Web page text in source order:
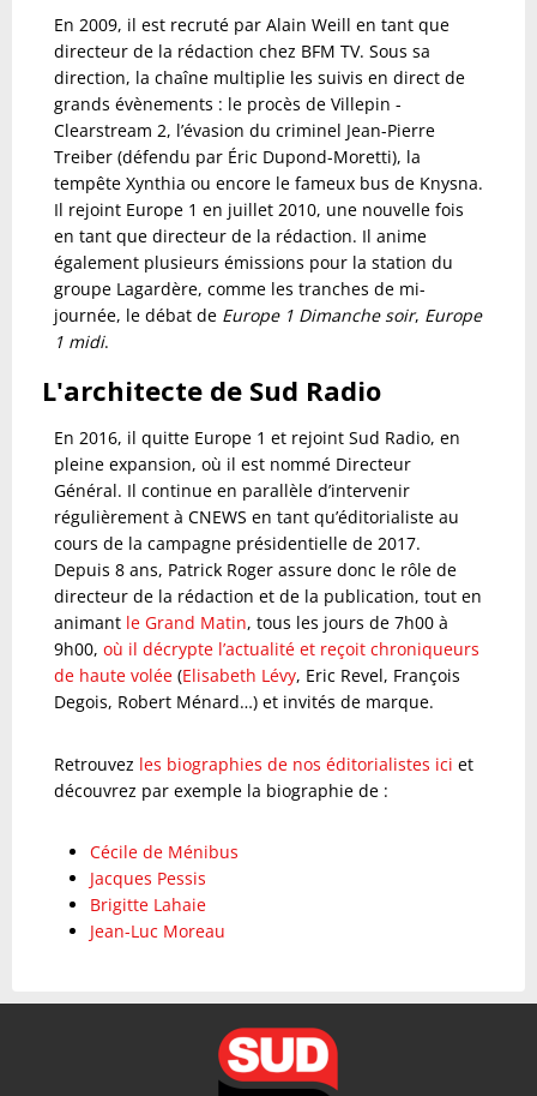
En 2009, il est recruté par Alain Weill en tant que
directeur de la rédaction chez BFM TV. Sous sa
direction, la chaîne multiplie les suivis en direct de
grands évènements : le procès de Villepin -
Clearstream 2, l’évasion du criminel Jean-Pierre
Treiber (défendu par Éric Dupond-Moretti), la
tempête Xynthia ou encore le fameux bus de Knysna.
Il rejoint Europe 1 en juillet 2010, une nouvelle fois
en tant que directeur de la rédaction. Il anime
également plusieurs émissions pour la station du
groupe Lagardère, comme les tranches de mi-
journée, le débat de Europe 1 Dimanche soir, Europe
1 midi.
L'architecte de Sud Radio
En 2016, il quitte Europe 1 et rejoint Sud Radio, en
pleine expansion, où il est nommé Directeur
Général. Il continue en parallèle d’intervenir
régulièrement à CNEWS en tant qu’éditorialiste au
cours de la campagne présidentielle de 2017.
Depuis 8 ans, Patrick Roger assure donc le rôle de
directeur de la rédaction et de la publication, tout en
animant le Grand Matin, tous les jours de 7h00 à
9h00, où il décrypte l’actualité et reçoit chroniqueurs
de haute volée (Elisabeth Lévy, Eric Revel, François
Degois, Robert Ménard…) et invités de marque.
Retrouvez les biographies de nos éditorialistes ici et
découvrez par exemple la biographie de :
Cécile de Ménibus
Jacques Pessis
Brigitte Lahaie
Jean-Luc Moreau